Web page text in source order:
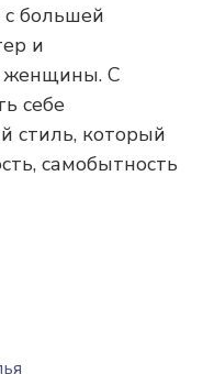
большей
и
женщины. С
себе
стиль, который
самобытность